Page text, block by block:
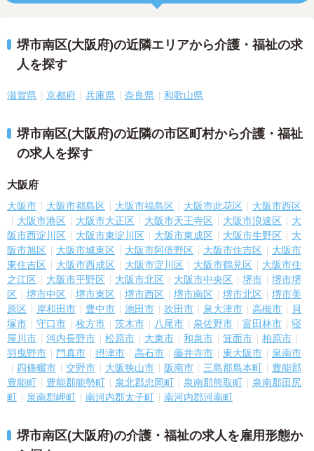
堺市南区(大阪府)の近隣エリアから介護・福祉の求
人を探す
滋賀県 京都府 兵庫県 奈良県 和歌山県
堺市南区(大阪府)の近隣の市区町村から介護・福祉
の求人を探す
大阪府
大阪市 大阪市都島区 大阪市福島区 大阪市此花区
大阪市西区
大阪市港区
大阪市大正区 大阪市天王寺区 大阪市浪速区
大
阪市西淀川区
大阪市東淀川区 大阪市東成区 大阪市生野区
大
阪市旭区
大阪市城東区 大阪市阿倍野区 大阪市住吉区
大阪市
東住吉区
大阪市西成区 大阪市淀川区 大阪市鶴見区
大阪市住
之江区
大阪市平野区 大阪市北区 大阪市中央区 堺市
堺市堺
区
堺市中区 堺市東区 堺市西区 堺市南区 堺市北区
堺市美
原区
岸和田市 豊中市 池田市 吹田市 泉大津市 高槻市
貝
塚市
守口市 枚方市 茨木市 八尾市 泉佐野市 富田林市
寝
屋川市
河内長野市 松原市 大東市 和泉市 箕面市
柏原市
羽曳野市
門真市 摂津市 高石市 藤井寺市 東大阪市
泉南市
四條畷市
交野市 大阪狭山市 阪南市 三島郡島本町
豊能郡
豊能町
豊能郡能勢町 泉北郡忠岡町 泉南郡熊取町
泉南郡田尻
町
泉南郡岬町 南河内郡太子町 南河内郡河南町
堺市南区(大阪府)の介護・福祉の求人を雇用形態か